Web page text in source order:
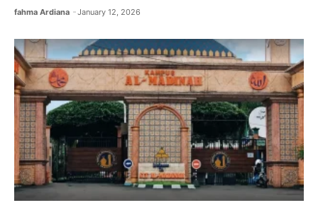
fahma Ardiana January 12, 2026